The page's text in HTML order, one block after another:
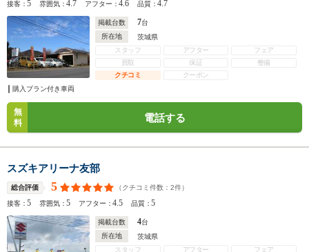
接客：5 雰囲気：4.7 アフター：4.6 品質：4.7
掲載台数 7台
所在地
茨城県
スタッフ
アフター
フェア
買取
保証
整備
クチコミ
クーポン
購入プラン付き車両
無
料
電話する
スズキアリーナ友部
総合評価 5 （クチコミ件数： 2件）
接客：5 雰囲気：5 アフター：4.5 品質：5
掲載台数 4台
所在地
茨城県
スタッフ
アフター
フェア